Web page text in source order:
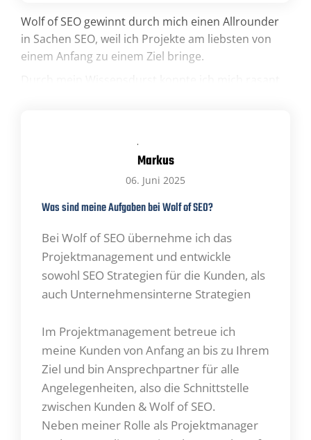
Wolf of SEO gewinnt durch mich einen Allrounder
in Sachen SEO, weil ich Projekte am liebsten von
einem Anfang zu einem Ziel bringe.
Neben der Freude am Organisieren und Planen,
bedenke und berücksichtige ich bei der
Formulierung der Strategie jedes kleinste Detail,
um den besten Fahrplan für Dein Projekt
Außerdem ist es mir sehr wichtig, bei den
Projekten, die mir anvertraut werden, zuverlässig
und gewissenhaft zu arbeiten.
Markus
06. Juni 2025
Was sind meine Aufgaben bei Wolf of SEO?
Bei Wolf of SEO übernehme ich das
Projektmanagement und entwickle
sowohl SEO Strategien für die Kunden, als
auch Unternehmensinterne Strategien
Im Projektmanagement betreue ich
meine Kunden von Anfang an bis zu Ihrem
Ziel und bin Ansprechpartner für alle
Angelegenheiten, also die Schnittstelle
zwischen Kunden & Wolf of SEO.
Neben meiner Rolle als Projektmanager